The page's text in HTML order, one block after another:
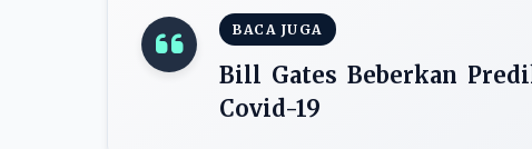
BACA JUGA
Bill Gates Beberkan
Covid-19